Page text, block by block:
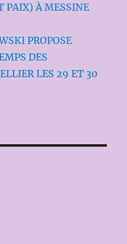
PAIX) À MESSINE
PROPOSE
DES
LES 29 ET 30